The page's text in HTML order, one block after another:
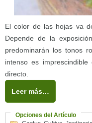
El color de las hojas va
Depende de la
predominarán los tonos
intenso es
directo.
Leer más…
Opciones del Artículo